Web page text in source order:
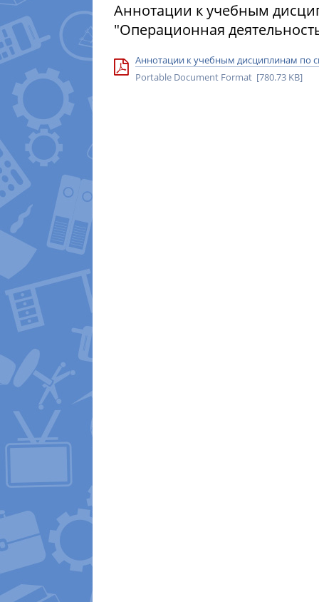
Аннотации к учебным
"Операционная
Аннотации к учебным дисциплинам по
Portable Document Format [780.73 KB]